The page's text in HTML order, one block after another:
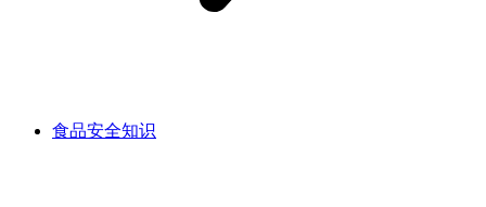
食品安全知识